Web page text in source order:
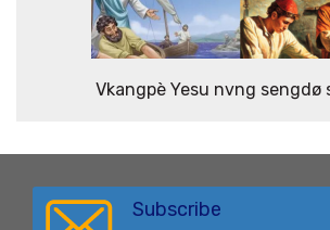
Vkangpè Yesu nvng sengdø
Subscribe